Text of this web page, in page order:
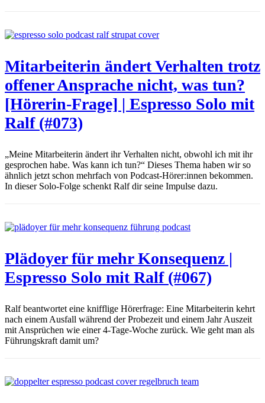
Mitarbeiterin ändert Verhalten trotz
offener Ansprache nicht, was tun?
[Hörerin-Frage] | Espresso Solo mit
Ralf (#073)
„Meine Mitarbeiterin ändert ihr Verhalten nicht, obwohl ich mit ihr
gesprochen habe. Was kann ich tun?“ Dieses Thema haben wir so
ähnlich jetzt schon mehrfach von Podcast-Hörer:innen bekommen.
In dieser Solo-Folge schenkt Ralf dir seine Impulse dazu.
Plädoyer für mehr Konsequenz |
Espresso Solo mit Ralf (#067)
Ralf beantwortet eine knifflige Hörerfrage: Eine Mitarbeiterin kehrt
nach einem Ausfall während der Probezeit und einem Jahr Auszeit
mit Ansprüchen wie einer 4-Tage-Woche zurück. Wie geht man als
Führungskraft damit um?